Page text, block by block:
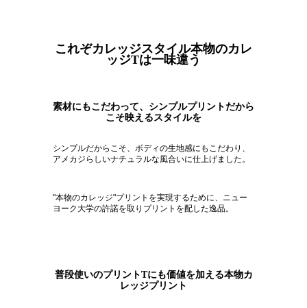
これぞカレッジスタイル本物のカレ
ッジTは一味違う
素材にもこだわって、シンプルプリントだから
こそ映えるスタイルを
シンプルだからこそ、ボディの生地感にもこだわり、
アメカジらしいナチュラルな風合いに仕上げました。
"本物のカレッジ"プリントを実現するために、 ニュー
ヨーク大学の許諾を取りプリントを配した逸品。
普段使いのプリントTにも価値を加える本物カ
レッジプリント